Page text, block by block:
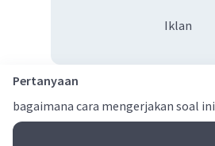
Iklan
Pertanyaan
bagaimana cara mengerjakan soal ini